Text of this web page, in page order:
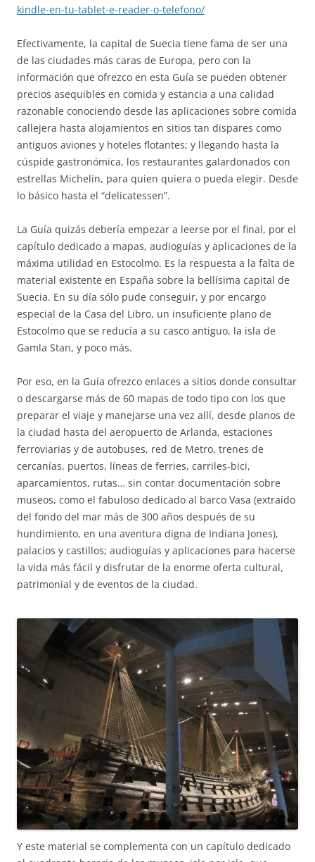
kindle-en-tu-tablet-e-reader-o-telefono/
Efectivamente, la capital de Suecia tiene fama de ser una
de las ciudades más caras de Europa, pero con la
información que ofrezco en esta Guía se pueden obtener
precios asequibles en comida y estancia a una calidad
razonable conociendo desde las aplicaciones sobre comida
callejera hasta alojamientos en sitios tan dispares como
antiguos aviones y hoteles flotantes; y llegando hasta la
cúspide gastronómica, los restaurantes galardonados con
estrellas Michelin, para quien quiera o pueda elegir. Desde
lo básico hasta el “delicatessen”.
La Guía quizás debería empezar a leerse por el final, por el
capítulo dedicado a mapas, audioguías y aplicaciones de la
máxima utilidad en Estocolmo. Es la respuesta a la falta de
material existente en España sobre la bellísima capital de
Suecia. En su día sólo pude conseguir, y por encargo
especial de la Casa del Libro, un insuficiente plano de
Estocolmo que se reducía a su casco antiguo, la isla de
Gamla Stan, y poco más.
Por eso, en la Guía ofrezco enlaces a sitios donde consultar
o descargarse más de 60 mapas de todo tipo con los que
preparar el viaje y manejarse una vez allí, desde planos de
la ciudad hasta del aeropuerto de Arlanda, estaciones
ferroviarias y de autobuses, red de Metro, trenes de
cercanías, puertos, líneas de ferries, carriles-bici,
aparcamientos, rutas… sin contar documentación sobre
museos, como el fabuloso dedicado al barco Vasa (extraído
del fondo del mar más de 300 años después de su
hundimiento, en una aventura digna de Indiana Jones),
palacios y castillos; audioguías y aplicaciones para hacerse
la vida más fácil y disfrutar de la enorme oferta cultural,
patrimonial y de eventos de la ciudad.
Y este material se complementa con un capítulo dedicado